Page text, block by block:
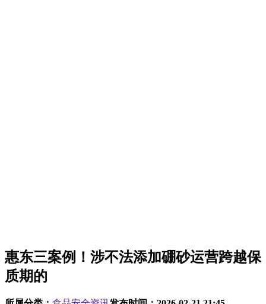
惠东三案例！涉不法添加硼砂运营跨越保
质期的